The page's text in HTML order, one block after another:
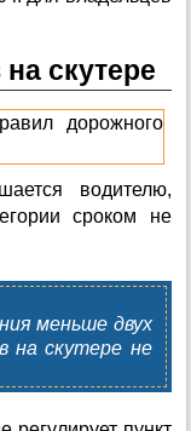
скутере
водителю,
сроком не
меньше двух
на скутере не